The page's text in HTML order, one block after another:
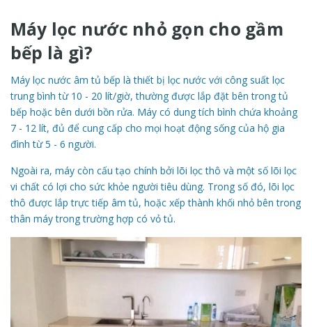
Máy lọc nước nhỏ gọn cho gầm
bếp là gì?
Máy lọc nước âm tủ bếp là thiết bị lọc nước với công suất lọc
trung bình từ 10 - 20 lít/giờ, thường được lắp đặt bên trong tủ
bếp hoặc bên dưới bồn rửa. Máy có dung tích bình chứa khoảng
7 - 12 lít, đủ để cung cấp cho mọi hoạt động sống của hộ gia
đình từ 5 - 6 người.
Ngoài ra, máy còn cấu tạo chính bởi lõi lọc thô và một số lõi lọc
vi chất có lợi cho sức khỏe người tiêu dùng. Trong số đó, lõi lọc
thô được lắp trực tiếp âm tủ, hoặc xếp thành khối nhỏ bên trong
thân máy trong trường hợp có vỏ tủ.